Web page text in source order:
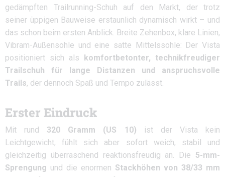
gedämpften Trailrunning-Schuh auf den Markt, der trotz
seiner üppigen Bauweise erstaunlich dynamisch wirkt – und
das schon beim ersten Anblick. Breite Zehenbox, klare Linien,
Vibram-Außensohle und eine satte Mittelssohle: Der Vista
positioniert sich als komfortbetonter, technikfreudiger
Trailschuh für lange Distanzen und anspruchsvolle
Trails, der dennoch Spaß und Tempo zulässt.
Erster Eindruck
Mit rund 320 Gramm (US 10) ist der Vista kein
Leichtgewicht, fühlt sich aber sofort weich, stabil und
gleichzeitig überraschend reaktionsfreudig an. Die 5-mm-
Sprengung und die enormen Stackhöhen von 38/33 mm